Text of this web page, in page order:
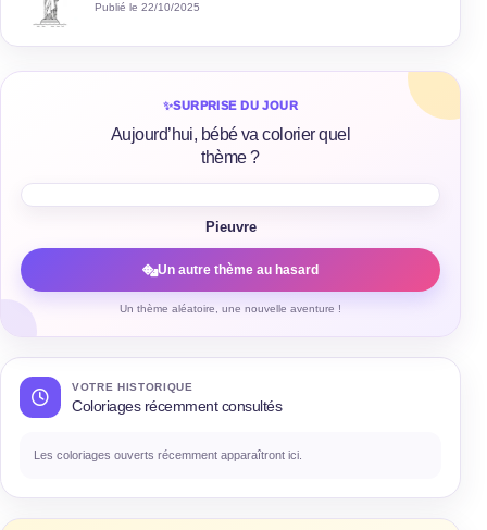
Publié le 22/10/2025
✨SURPRISE DU JOUR
Aujourd’hui, bébé va colorier quel
thème ?
Pieuvre
Un autre thème au hasard
Un thème aléatoire, une nouvelle aventure !
VOTRE HISTORIQUE
Coloriages récemment consultés
Les coloriages ouverts récemment apparaîtront ici.